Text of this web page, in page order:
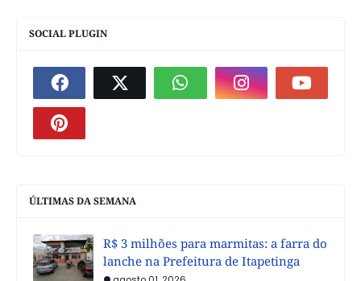
SOCIAL PLUGIN
ÚLTIMAS DA SEMANA
R$ 3 milhões para marmitas: a farra do
lanche na Prefeitura de Itapetinga